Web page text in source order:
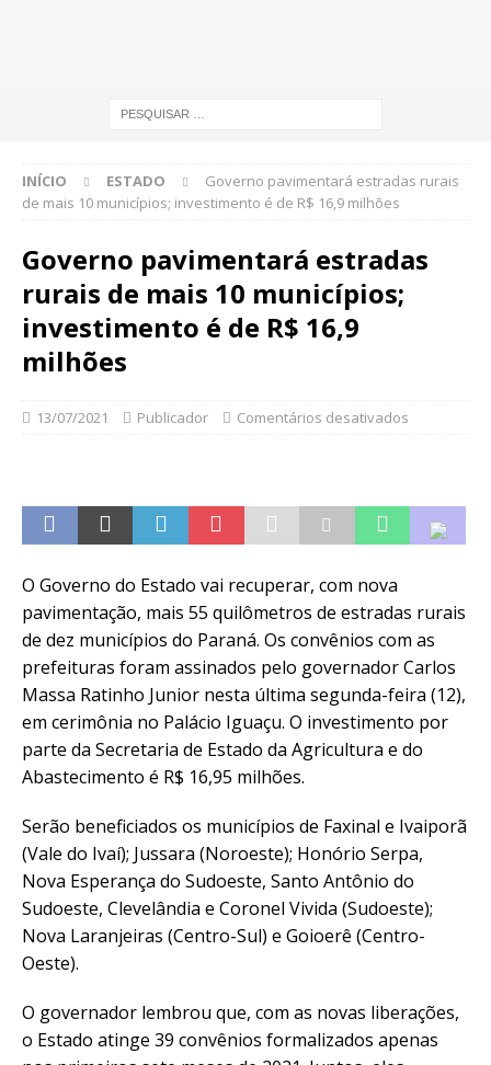
INÍCIO ESTADO
Governo pavimentará estradas rurais
de mais 10 municípios; investimento é de R$ 16,9 milhões
Governo pavimentará estradas
rurais de mais 10 municípios;
investimento é de R$ 16,9
milhões
13/07/2021 Publicador Comentários desativados
O Governo do Estado vai recuperar, com nova
pavimentação, mais 55 quilômetros de estradas rurais
de dez municípios do Paraná. Os convênios com as
prefeituras foram assinados pelo governador Carlos
Massa Ratinho Junior nesta última segunda-feira (12),
em cerimônia no Palácio Iguaçu. O investimento por
parte da Secretaria de Estado da Agricultura e do
Abastecimento é R$ 16,95 milhões.
Serão beneficiados os municípios de Faxinal e Ivaiporã
(Vale do Ivaí); Jussara (Noroeste); Honório Serpa,
Nova Esperança do Sudoeste, Santo Antônio do
Sudoeste, Clevelândia e Coronel Vivida (Sudoeste);
Nova Laranjeiras (Centro-Sul) e Goioerê (Centro-
Oeste).
O governador lembrou que, com as novas liberações,
o Estado atinge 39 convênios formalizados apenas